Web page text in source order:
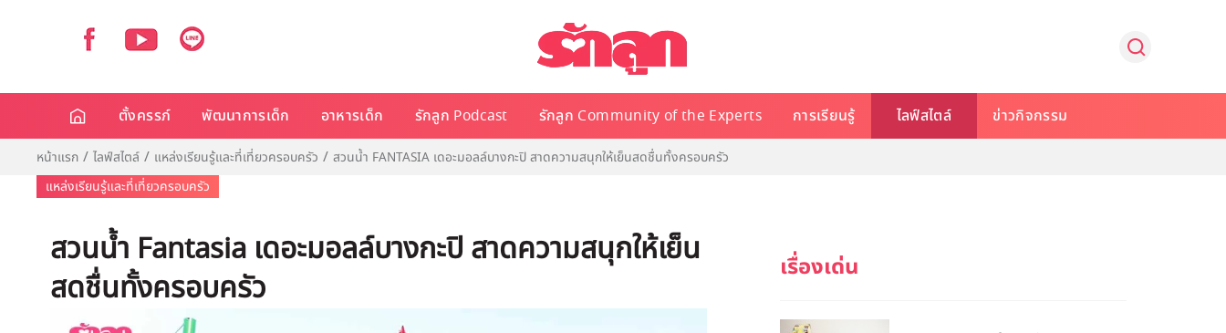
ตั้งครรภ์ พัฒนาการเด็ก อาหารเด็ก รักลูก Podcast รักลูก Community of the Experts การเรียนรู้ ไลฟ์สไตล์ ข่าวกิจกรรม
หน้าแรก ไลฟ์สไตล์ แหล่งเรียนรู้และที่เที่ยวครอบครัว
สวนน้ำ FANTASIA เดอะมอลล์บางกะปิ สาดความสนุกให้เย็นสดชื่นทั้งครอบครัว
แหล่งเรียนรู้และที่เที่ยวครอบครัว
สวนน้ำ Fantasia เดอะมอลล์บางกะปิ สาดความสนุกให้เย็น
สดชื่นทั้งครอบครัว